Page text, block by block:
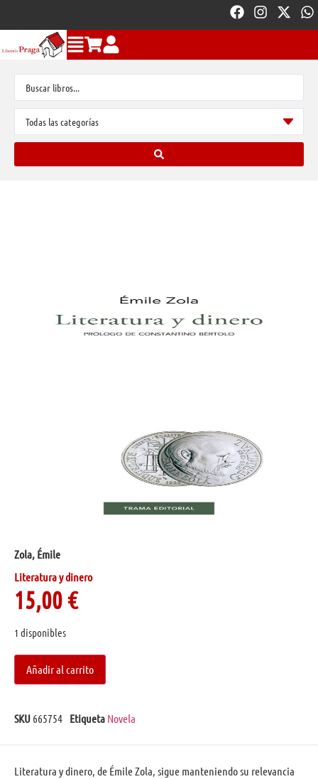
Zola, Émile
Literatura y dinero
15,00€
1 disponibles
Añadir al carrito
SKU 665754 Etiqueta Novela
Literatura y dinero, de Émile Zola, sigue manteniendo su relevancia